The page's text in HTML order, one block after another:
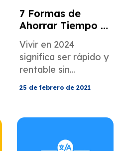
7 Formas de
Ahorrar Tiempo y
Dinero en Las
Traducciones
Vivir en 2024
significa ser rápido y
rentable sin
nuestra publicación
25 de febrero de 2021